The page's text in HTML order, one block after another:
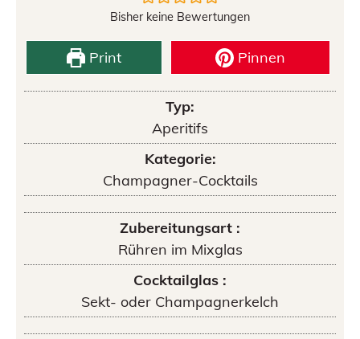
Bisher keine Bewertungen
Print Pinnen
Typ:
Aperitifs
Kategorie:
Champagner-Cocktails
Zubereitungsart :
Rühren im Mixglas
Cocktailglas :
Sekt- oder Champagnerkelch